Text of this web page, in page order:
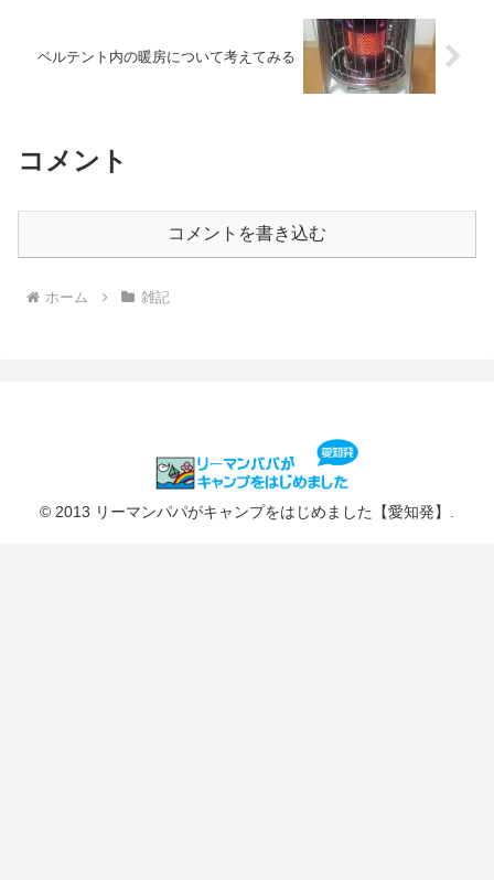
ベルテント内の暖房について考えてみる
コメント
コメントを書き込む
ホーム 雑記
© 2013 リーマンパパがキャンプをはじめました【愛知発】.